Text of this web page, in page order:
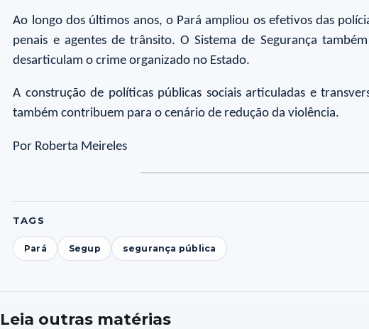
Ao longo dos últimos anos, o Pará ampliou os efetivos das
penais e agentes de trânsito. O Sistema de Segurança
desarticulam o crime organizado no Estado.
A construção de políticas públicas sociais articuladas e
também contribuem para o cenário de redução da violência.
Por Roberta Meireles
TAGS
Pará Segup segurança pública
Leia outras matérias